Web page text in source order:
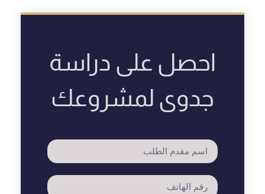
احصل على دراسة
جدوى لمشروعك